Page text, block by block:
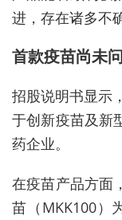
进，存在诸多不
首款疫苗尚未
招股说明书显示
于创新疫苗及新
药企业。
在疫苗产品方面
苗（MKK100）